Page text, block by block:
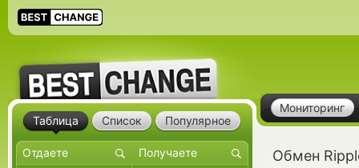
Мониторинг
Обмен
Таблица Список Популярное